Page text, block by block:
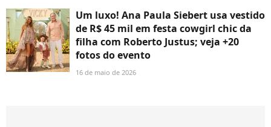
Um luxo! Ana Paula Siebert usa vestido
de R$ 45 mil em festa cowgirl chic da
filha com Roberto Justus; veja +20
fotos do evento
16 de maio de 2026